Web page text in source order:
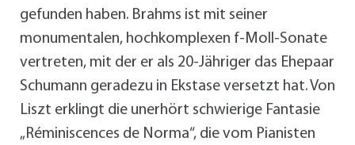
gefunden haben. Brahms ist mit seiner
monumentalen, hochkomplexen f-Moll-Sonate
vertreten, mit der er als 20-Jähriger das Ehepaar
Schumann geradezu in Ekstase versetzt hat. Von
Liszt erklingt die unerhört schwierige Fantasie
„Réminiscences de Norma“, die vom Pianisten